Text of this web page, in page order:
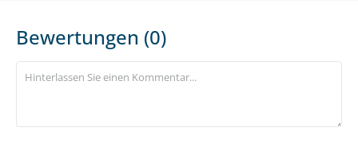
Bewertungen (0)